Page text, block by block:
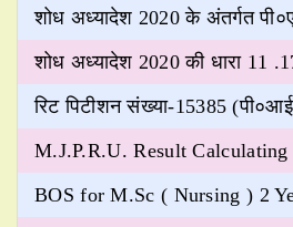
शोध अध्यादेश 2020 के अंतर्गत
शोध अध्यादेश 2020 की धारा 11
रिट पिटीशन संख्या-15385
M.J.P.R.U. Result
BOS for M.Sc ( Nursing ) 2